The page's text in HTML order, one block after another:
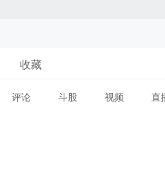
收藏
评论 斗股 视频 直